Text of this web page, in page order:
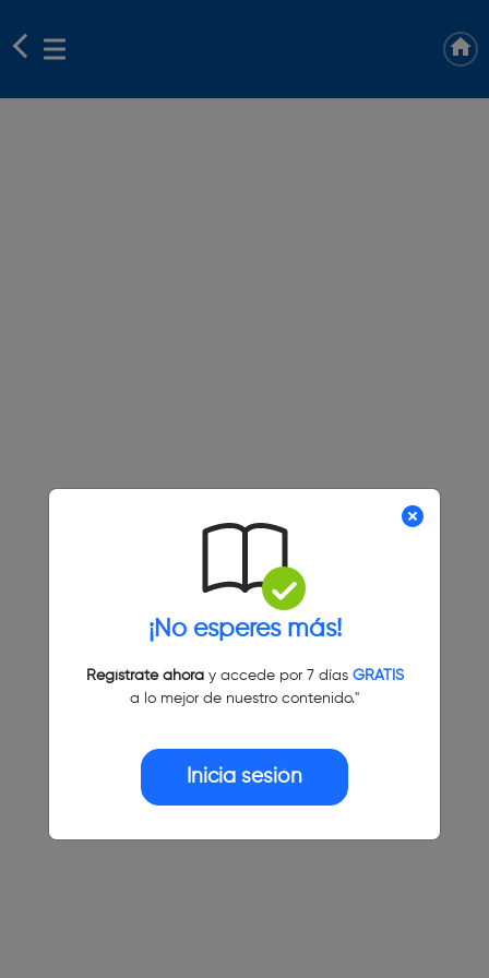
¡No esperes más!
Regístrate ahoray accede por 7 días GRATIS
a lo mejor de nuestro contenido."
Inicia sesión